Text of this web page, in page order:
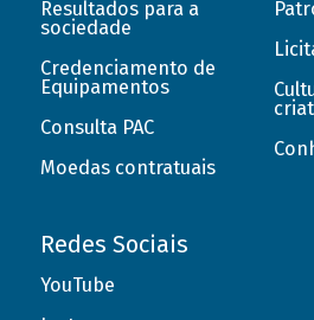
Resultados para a
sociedade
Credenciamento de
Equipamentos
Consulta PAC
Moedas contratuais
Redes Sociais
YouTube